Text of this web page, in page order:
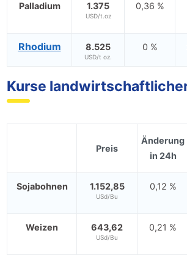
Palladium 1.375
USD/t.oz
0,36 %
Rhodium 8.525
USD/t oz.
0 %
Kurse
Preis
Änderung
in 24h
Sojabohnen 1.152,85
USd/Bu
0,12 %
Weizen 643,62
USd/Bu
0,21 %